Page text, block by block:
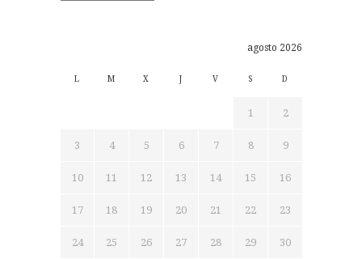
agosto 2026
L M X V S D
1 2
3 4 5 6 7 8 9
10 11 12 13 14 15 16
17 18 19 20 21 22 23
24 25 26 27 28 29 30